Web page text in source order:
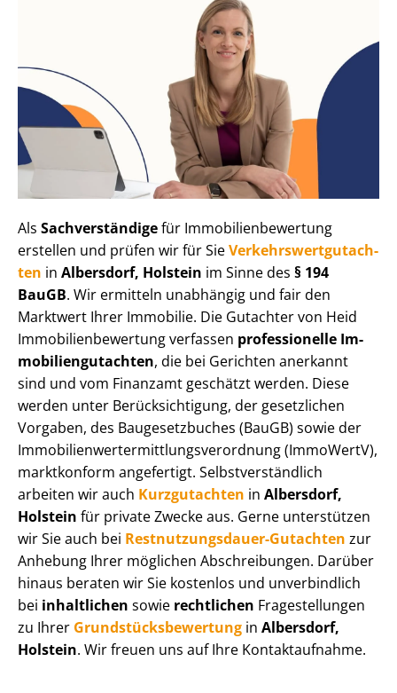
Als Sachverständigefür Im­mo­bi­li­en­be­wer­tung
erstellen und prüfen wir für SieVer­kehrs­wert­gut­ach­
ten in Albersdorf, Holstein im Sinne des § 194
BauGB. Wir ermitteln unabhängig und fair den
Marktwert Ihrer Immobilie. Die Gutachter von Heid
Im­mo­bi­li­en­be­wer­tung verfassen professionelle Im­
mo­bi­li­en­gut­ach­ten, die bei Gerichten anerkannt
sind und vom Finanzamt geschätzt werden. Diese
werden unter Be­rück­sich­ti­gung, der gesetzlichen
Vorgaben, des Baugesetzbuches (BauGB) sowie der
Im­mo­bi­li­en­wert­ermitt­lungs­ver­ord­nung (ImmoWertV),
marktkonform angefertigt. Selbst­ver­ständ­lich
arbeiten wir auch Kurzgutachten in Albersdorf,
Holstein für private Zwecke aus. Gerne unterstützen
wir Sie auch bei Rest­nut­zungs­dau­er-Gutachten zur
Anhebung Ihrer möglichen Abschreibungen. Darüber
hinaus beraten wir Sie kostenlos und unverbindlich
bei inhaltlichen sowie rechtlichen Fragestellungen
zu Ihrer Grund­stücks­be­wer­tung in Albersdorf,
Holstein. Wir freuen uns auf Ihre Kontaktaufnahme.